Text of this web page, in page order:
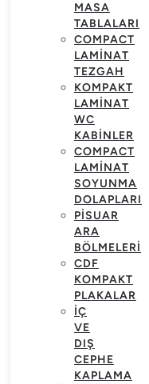
MASA
TABLALARI
COMPACT
LAMINAT
TEZGAH
KOMPAKT
LAMINAT
WC
KABINLER
COMPACT
LAMINAT
SOYUNMA
DOLAPLARI
PISUAR
ARA
BÖLMELERI
CDF
KOMPAKT
PLAKALAR
İÇ
VE
DIŞ
CEPHE
KAPLAMA